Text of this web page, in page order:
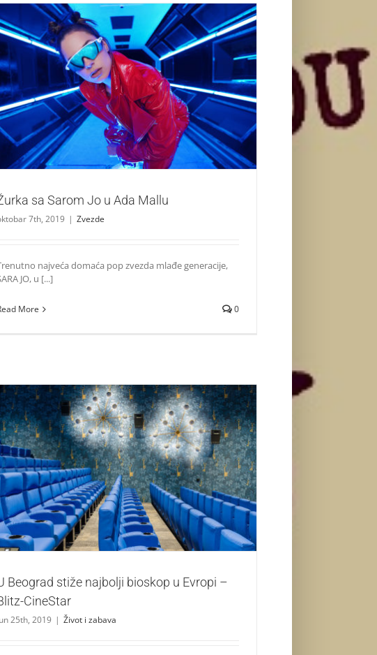
Žurka sa Sarom Jo u Ada Mallu
Zvezde
sa Sarom Jo u Ada Mallu
7th, 2019 | Zvezde
najveća domaća pop zvezda mlađe generacije,
JO, u [...]
More 0
U Beograd stiže najbolji bioskop u Evropi – Blitz-CineStar
Život i zabava
Beograd stiže najbolji bioskop u Evropi –
CineStar
25th, 2019 | Život i zabava